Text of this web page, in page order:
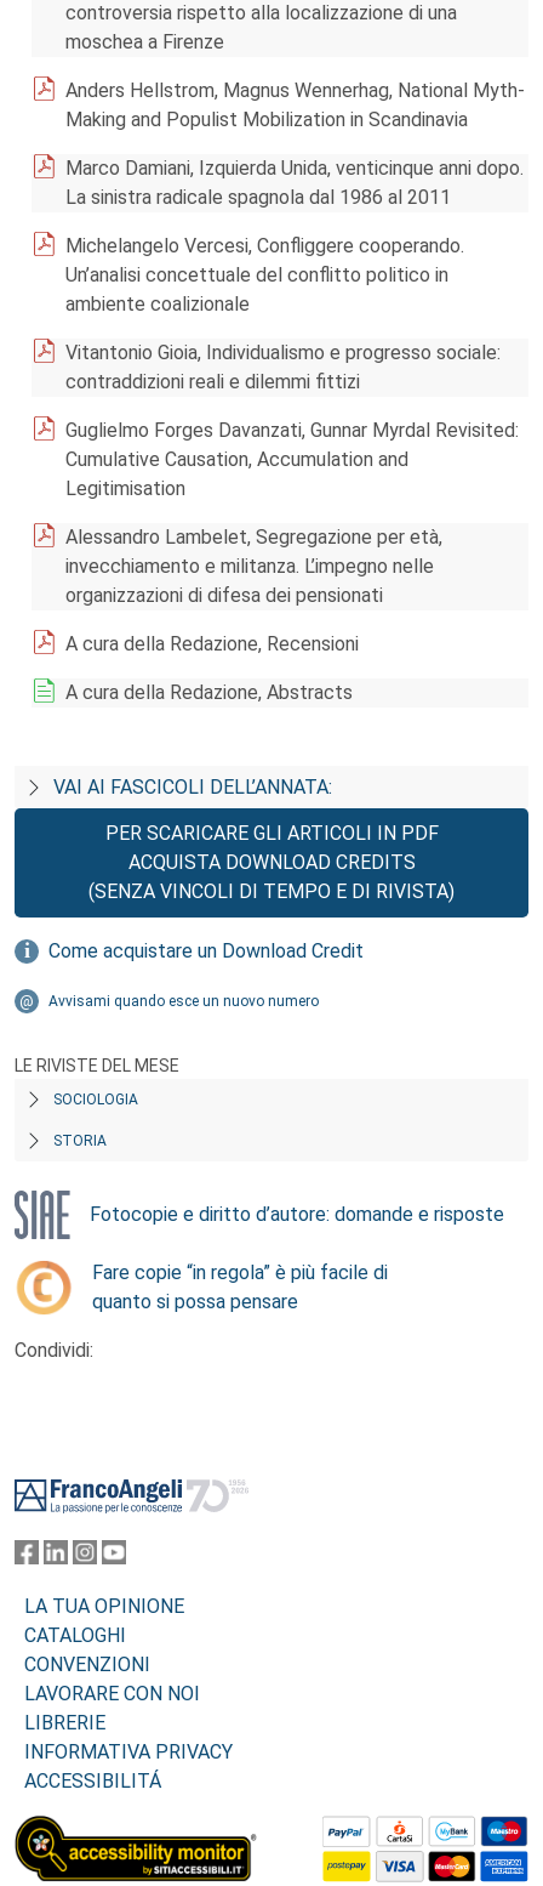
controversia rispetto alla localizzazione di una
moschea a Firenze
Anders Hellstrom, Magnus Wennerhag, National Myth-
Making and Populist Mobilization in Scandinavia
Marco Damiani, Izquierda Unida, venticinque anni dopo.
La sinistra radicale spagnola dal 1986 al 2011
Michelangelo Vercesi, Confliggere cooperando.
Un’analisi concettuale del conflitto politico in
ambiente coalizionale
Vitantonio Gioia, Individualismo e progresso sociale:
contraddizioni reali e dilemmi fittizi
Guglielmo Forges Davanzati, Gunnar Myrdal Revisited:
Cumulative Causation, Accumulation and
Legitimisation
Alessandro Lambelet, Segregazione per età,
invecchiamento e militanza. L’impegno nelle
organizzazioni di difesa dei pensionati
A cura della Redazione, Recensioni
A cura della Redazione, Abstracts
VAI AI FASCICOLI DELL’ANNATA:
PER SCARICARE GLI ARTICOLI IN PDF
ACQUISTA DOWNLOAD CREDITS
(SENZA VINCOLI DI TEMPO E DI RIVISTA)
Come acquistare un Download Credit
Avvisami quando esce un nuovo numero
LE RIVISTE DEL MESE
SOCIOLOGIA
STORIA
Fotocopie e diritto d’autore: domande e risposte
Fare copie “in regola” è più facile di
quanto si possa pensare
Condividi:
LA TUA OPINIONE
CATALOGHI
CONVENZIONI
LAVORARE CON NOI
LIBRERIE
INFORMATIVA PRIVACY
ACCESSIBILITÁ